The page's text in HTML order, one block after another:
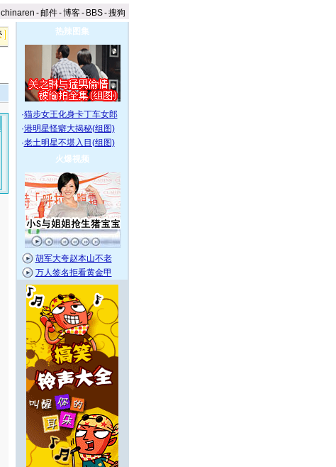
chinaren -邮件-博客- BBS-搜狗
热辣图集
·猫步女王化身卡丁车女郎
·港明星怪癖大揭秘(组图)
·老土明星不堪入目(组图)
火爆视频
胡军大夸赵本山不老
万人签名拒看黄金甲